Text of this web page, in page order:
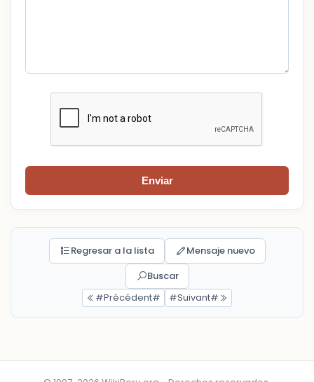
Enviar
Regresar a la lista
Mensaje nuevo
Buscar
#Précédent#
#Suivant#